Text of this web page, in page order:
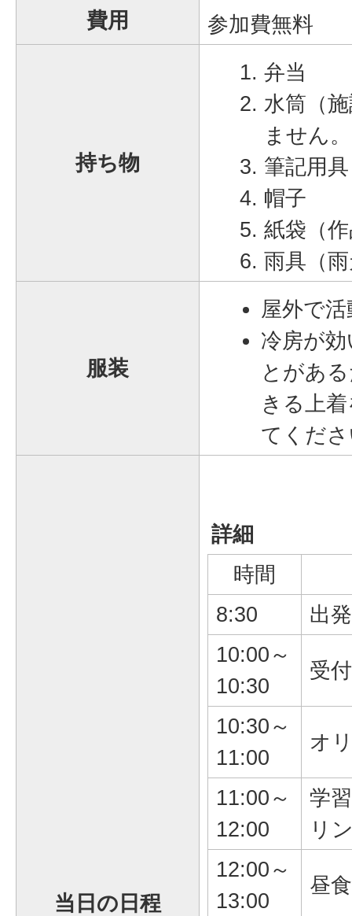
費用 参加費無料
持ち物
弁当
水筒（
ません
筆記用具
帽子
紙袋（
雨具（
服装
屋外で
冷房が
とがあ
きる上
てくだ
当日の日程
詳細
時間
8:30
出
10:00～
10:30
受付
10:30～
11:00
オ
11:00～
12:00
学
リ
12:00～
13:00
昼食